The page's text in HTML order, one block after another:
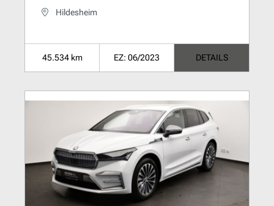
Hildesheim
45.534 km EZ: 06/2023 DETAILS